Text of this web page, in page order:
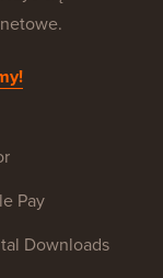
WordPress
celem
się